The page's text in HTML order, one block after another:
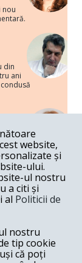
nou
din
ani
a
deranjează un
website,
și
ului.
ul nostru
a citi și
al Politicii de
nostru
tip cookie
că poți